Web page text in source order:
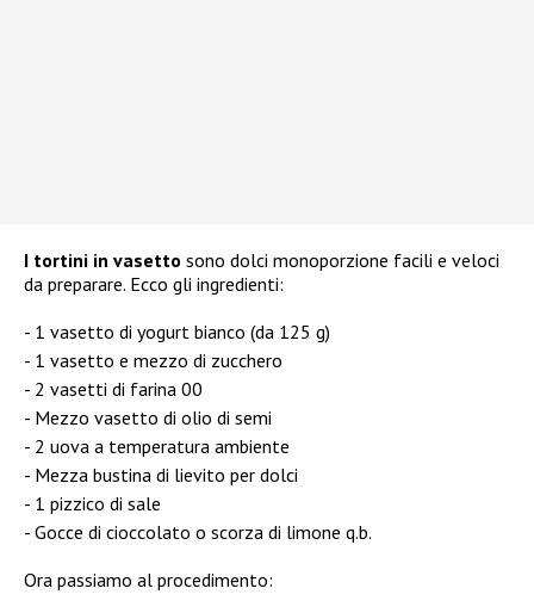
I tortini in vasetto sono dolci monoporzione facili e veloci
da preparare. Ecco gli ingredienti:
1 vasetto di yogurt bianco (da 125 g)
1 vasetto e mezzo di zucchero
2 vasetti di farina 00
Mezzo vasetto di olio di semi
2 uova a temperatura ambiente
Mezza bustina di lievito per dolci
1 pizzico di sale
Gocce di cioccolato o scorza di limone q.b.
Ora passiamo al procedimento: